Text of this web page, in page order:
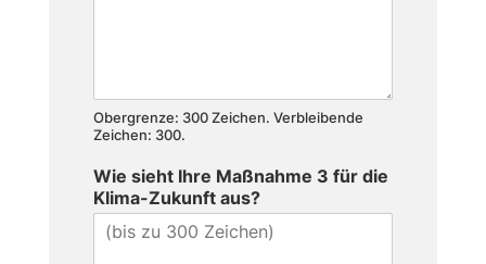
Obergrenze: 300 Zeichen. Verbleibende
Zeichen: 300.
Wie sieht Ihre Maßnahme 3 für die
Klima-Zukunft aus?